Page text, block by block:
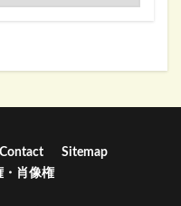
Contact
Sitemap
・肖像権